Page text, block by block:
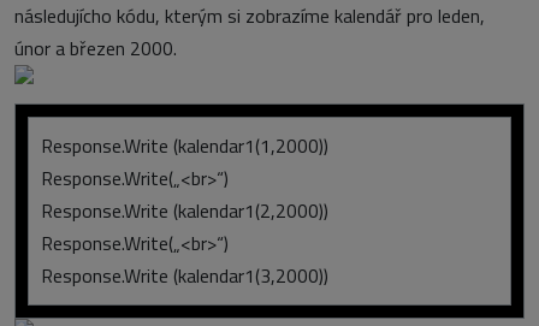
následujícho kódu, kterým si zobrazíme kalendář pro leden,
únor a březen 2000.
Response.Write (kalendar1(1,2000))
Response.Write(„<br>“)
Response.Write (kalendar1(2,2000))
Response.Write(„<br>“)
Response.Write (kalendar1(3,2000))